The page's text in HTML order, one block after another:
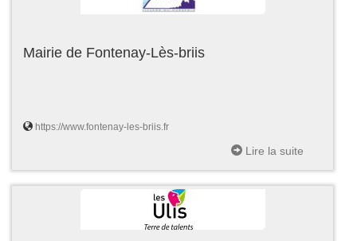
Mairie de Fontenay-Lès-briis
https://www.fontenay-les-briis.fr
Lire la suite